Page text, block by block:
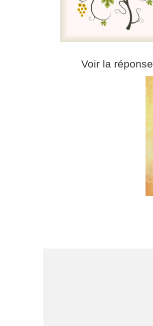
Voir la réponse